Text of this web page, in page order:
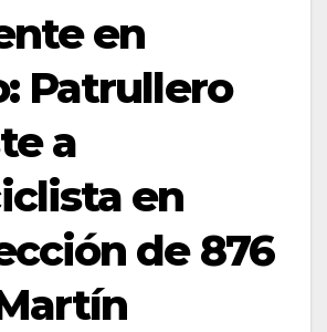
en
Patrullero
a
en
de 876